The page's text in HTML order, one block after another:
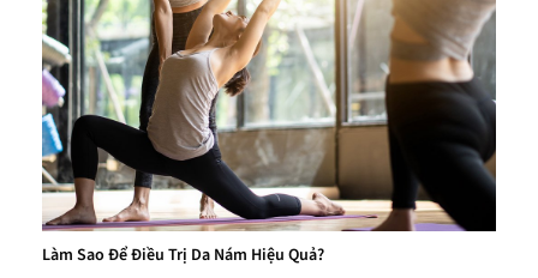
Làm Sao Để Điều Trị Da Nám Hiệu Quả?